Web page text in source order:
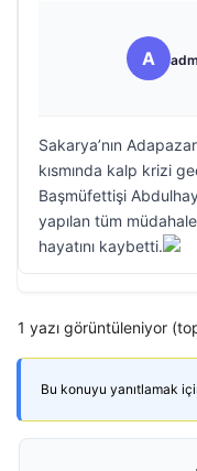
A
Sakarya’nın
kısmında kalp krizi
Başmüfettişi
yapılan tüm
hayatını kaybetti.
1 yazı görüntüleniyor
Bu konuyu yanıtlamak